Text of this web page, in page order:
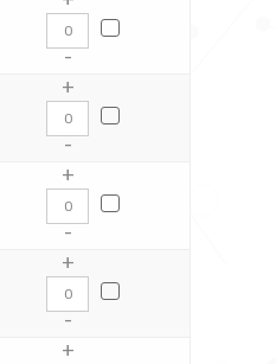
-
+
-
+
-
+
-
+